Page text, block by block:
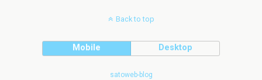
Back to top
Mobile Desktop
satoweb-blog